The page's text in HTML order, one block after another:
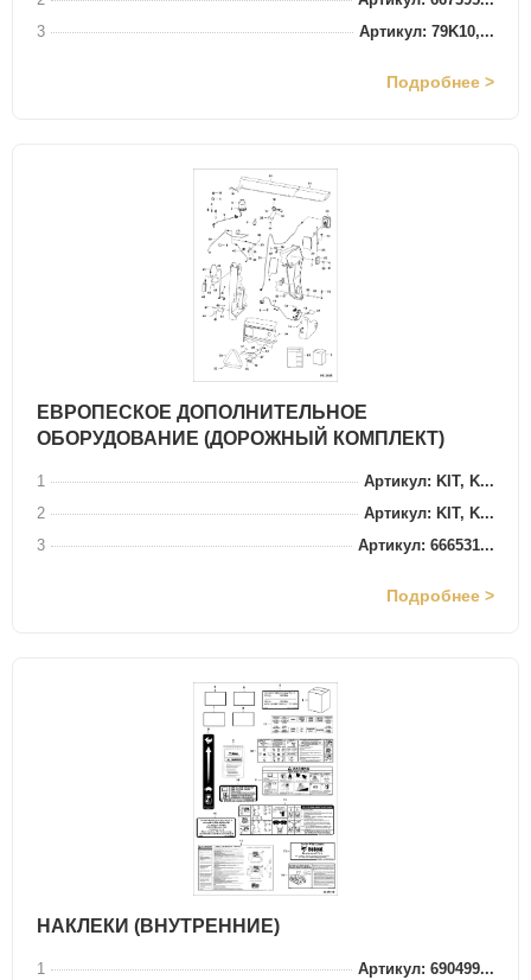
3
Артикул: 79K10,...
Подробнее >
ЕВРОПЕСКОЕ ДОПОЛНИТЕЛЬНОЕ
ОБОРУДОВАНИЕ (ДОРОЖНЫЙ КОМПЛЕКТ)
1
Артикул: KIT, K...
2
Артикул: KIT, K...
3
Артикул: 666531...
Подробнее >
НАКЛЕКИ (ВНУТРЕННИЕ)
1
Артикул: 690499...